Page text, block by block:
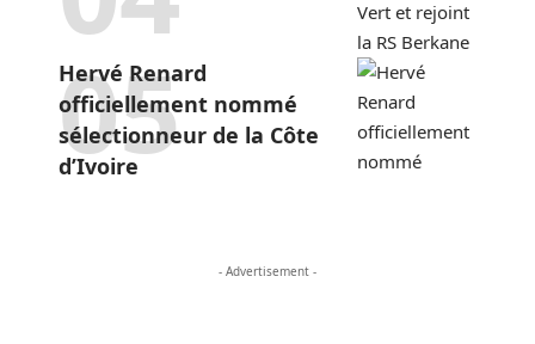
Hervé Renard
officiellement nommé
sélectionneur de la Côte
d’Ivoire
- Advertisement -